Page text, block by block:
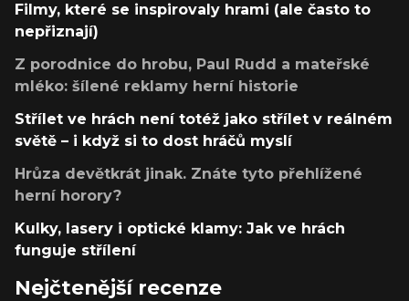
Filmy, které se inspirovaly hrami (ale často to
nepřiznají)
Z porodnice do hrobu, Paul Rudd a mateřské
mléko: šílené reklamy herní historie
Střílet ve hrách není totéž jako střílet v reálném
světě – i když si to dost hráčů myslí
Hrůza devětkrát jinak. Znáte tyto přehlížené
herní horory?
Kulky, lasery i optické klamy: Jak ve hrách
funguje střílení
Nejčtenější recenze